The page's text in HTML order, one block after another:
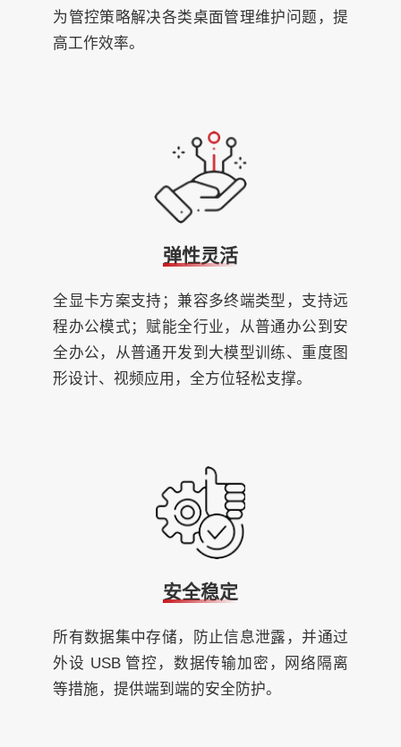
为管控策略解决各类桌面管理维护问题，提
高工作效率。
弹性灵活
全显卡方案支持；兼容多终端类型，支持远
程办公模式；赋能全行业，从普通办公到安
全办公，从普通开发到大模型训练、重度图
形设计、视频应用，全方位轻松支撑。
安全稳定
所有数据集中存储，防止信息泄露，并通过
外设 USB 管控，数据传输加密，网络隔离
等措施，提供端到端的安全防护。